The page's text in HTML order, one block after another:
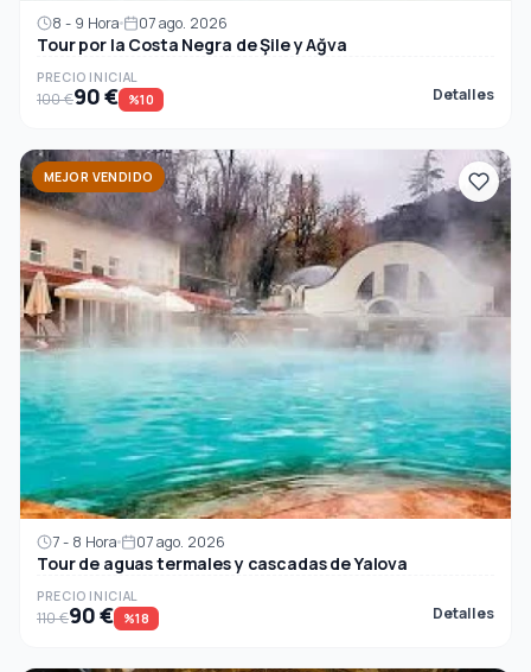
8 - 9 Hora 07 ago. 2026
Tour por la Costa Negra de Şile y Ağva
PRECIO INICIAL
100 €90 € %10 Detalles
MEJOR VENDIDO
7 - 8 Hora 07 ago. 2026
Tour de aguas termales y cascadas de Yalova
PRECIO INICIAL
110 €90 € %18 Detalles